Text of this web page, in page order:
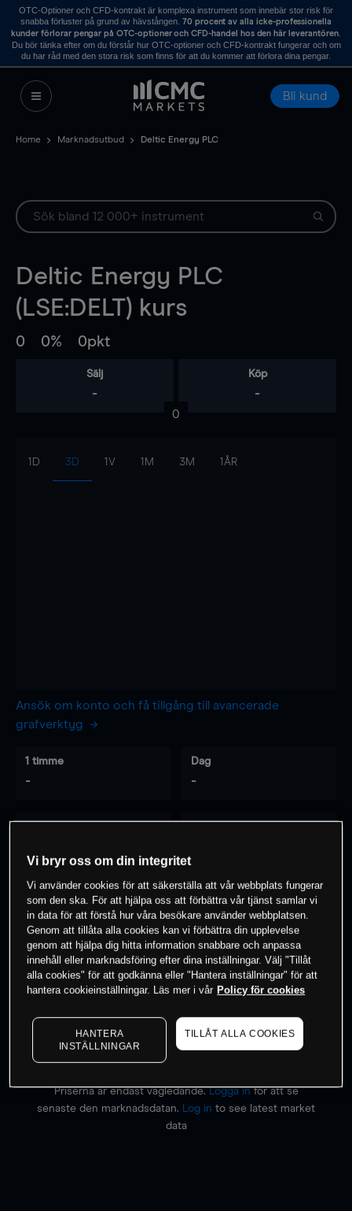
OTC-Optioner och CFD-kontrakt är komplexa instrument som innebär stor risk för
snabba förluster på grund av hävstången. 70 procent av alla icke-professionella
kunder förlorar pengar på OTC-optioner och CFD-handel hos den här leverantören.
Du bör tänka efter om du förstår hur OTC-optioner och CFD-kontrakt fungerar och om
du har råd med den stora risk som finns för att du kommer att förlora dina pengar.
Bli kund
Home Marknadsutbud Deltic Energy PLC
Deltic Energy PLC
(LSE:DELT) kurs
0 0% 0pkt
Sälj
-
Köp
-
0
1D 3D 1V 1M 3M 1ÅR
Ansök om konto och få tillgång till avancerade
grafverktyg
1 timme
-
Dag
-
0% av kunderna har en position i detta
instrument
Börja handla
Priserna är endast vägledande.Logga inför att se
senaste den marknadsdatan.
Log in to see latest market
data
Vi bryr oss om din integritet
Vi använder cookies för att säkerställa att vår webbplats fungerar
som den ska. För att hjälpa oss att förbättra vår tjänst samlar vi
in data för att förstå hur våra besökare använder webbplatsen.
Genom att tillåta alla cookies kan vi förbättra din upplevelse
genom att hjälpa dig hitta information snabbare och anpassa
innehåll eller marknadsföring efter dina inställningar. Välj "Tillåt
alla cookies" för att godkänna eller "Hantera inställningar" för att
hantera cookieinställningar. Läs mer i vår Policy för cookies
HANTERA
INSTÄLLNINGAR
TILLÅT ALLA COOKIES